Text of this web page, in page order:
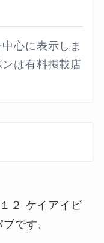
心に表示しま
は有料掲載店
２ ケイアイビ
です。